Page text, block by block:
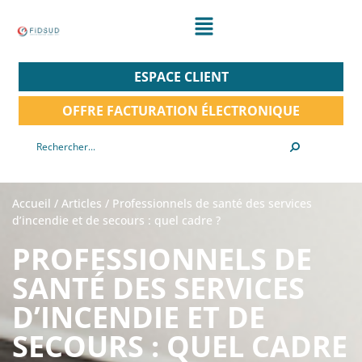
ESPACE CLIENT
OFFRE FACTURATION ÉLECTRONIQUE
Accueil / Articles / Professionnels de santé des services
d’incendie et de secours : quel cadre ?
PROFESSIONNELS DE
SANTÉ DES SERVICES
D’INCENDIE ET DE
SECOURS : QUEL CADRE